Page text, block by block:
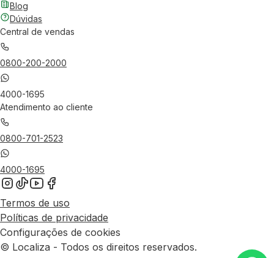
Blog
Dúvidas
Central de vendas
0800-200-2000
4000-1695
Atendimento ao cliente
0800-701-2523
4000-1695
Termos de uso
Políticas de privacidade
Configurações de cookies
© Localiza - Todos os direitos reservados.